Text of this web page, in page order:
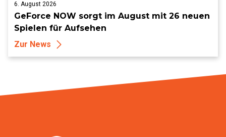
6. August 2026
GeForce NOW sorgt im August mit 26 neuen
Spielen für Aufsehen
Zur News